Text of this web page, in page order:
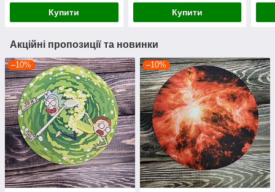
Купити Купити
Акційні пропозиції та новинки
–10% –10%